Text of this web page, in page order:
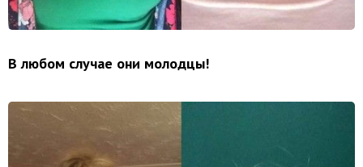
В любом случае они молодцы!